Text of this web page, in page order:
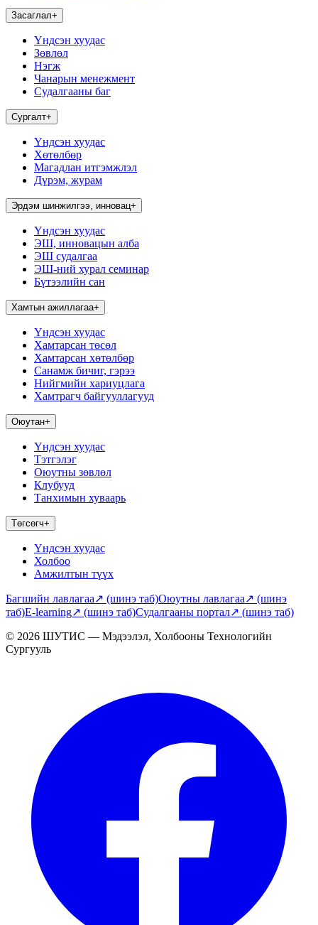
Засаглал+
Үндсэн хуудас
Зөвлөл
Нэгж
Чанарын менежмент
Судалгааны баг
Сургалт+
Үндсэн хуудас
Хөтөлбөр
Магадлан итгэмжлэл
Дүрэм, журам
Эрдэм шинжилгээ, инновац+
Үндсэн хуудас
ЭШ, инновацын алба
ЭШ судалгаа
ЭШ-ний хурал семинар
Бүтээлийн сан
Хамтын ажиллагаа+
Үндсэн хуудас
Хамтарсан төсөл
Хамтарсан хөтөлбөр
Санамж бичиг, гэрээ
Нийгмийн хариуцлага
Хамтрагч байгууллагууд
Оюутан+
Үндсэн хуудас
Тэтгэлэг
Оюутны зөвлөл
Клубууд
Танхимын хуваарь
Төгсөгч+
Үндсэн хуудас
Холбоо
Амжилтын түүх
Багшийн лавлагаа↗ (шинэ таб)Оюутны лавлагаа↗ (шинэ
таб)E-learning↗ (шинэ таб)Судалгааны портал↗ (шинэ таб)
© 2026 ШУТИС — Мэдээлэл, Холбооны Технологийн
Сургууль